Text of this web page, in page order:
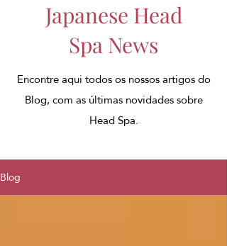
Japanese Head
Spa News
Encontre aqui todos os nossos artigos do
Blog, com as últimas novidades sobre
Head Spa.
Blog